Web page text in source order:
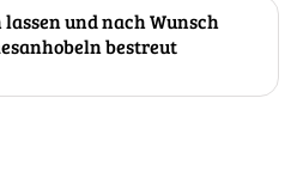
und nach Wunsch
bestreut